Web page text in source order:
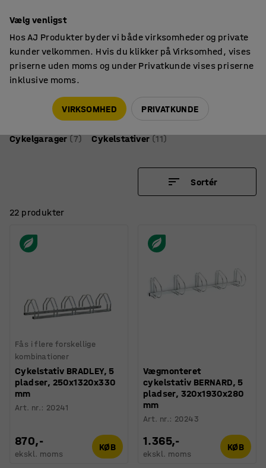
Cykelparkering
Cykelgarager(7) Cykelstativer(11)
Sortér
22 produkter
Fås i flere forskellige
kombinationer
Cykelstativ BRADLEY, 5
pladser, 250x1320x330
mm
Art. nr.: 20241
870,-
ekskl. moms
KØB
Vægmonteret
cykelstativ BERNARD, 5
pladser, 320x1930x280
mm
Art. nr.: 20243
1.365,-
ekskl. moms
KØB
Vælg venligst
Hos AJ Produkter byder vi både virksomheder og private
kunder velkommen. Hvis du klikker på Virksomhed, vises
priserne uden moms og under Privatkunde vises priserne
inklusive moms.
VIRKSOMHED PRIVATKUNDE